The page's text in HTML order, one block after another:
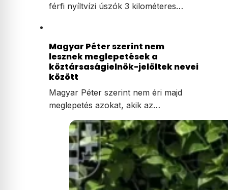
férfi nyíltvízi úszók 3 kilométeres…
Magyar Péter szerint nem
lesznek meglepetések a
köztársaságielnök-jelöltek nevei
között
Magyar Péter szerint nem éri majd
meglepetés azokat, akik az…